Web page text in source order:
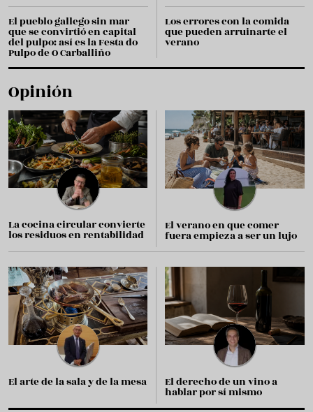
El pueblo gallego sin mar
que se convirtió en capital
del pulpo: así es la Festa do
Pulpo de O Carballiño
Los errores con la comida
que pueden arruinarte el
verano
Opinión
La cocina circular convierte
los residuos en rentabilidad
El verano en que comer
fuera empieza a ser un lujo
El arte de la sala y de la mesa El derecho de un vino a
hablar por sí mismo